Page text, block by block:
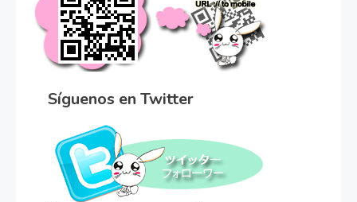
Síguenos en Twitter